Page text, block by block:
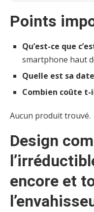
Points
Qu’est-ce que
smartphone haut
Quelle est sa
Combien coûte t-
Aucun produit trouvé.
Design
encore et